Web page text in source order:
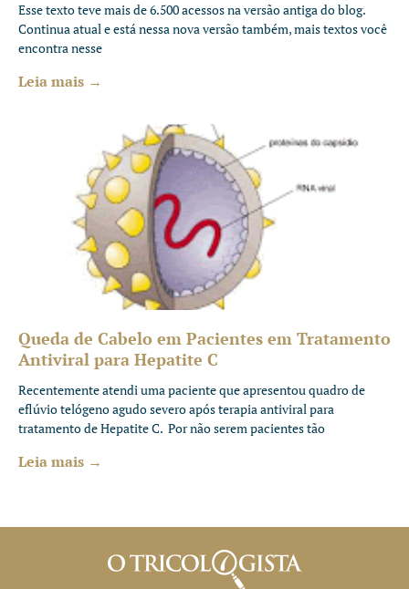
Esse texto teve mais de 6.500 acessos na versão antiga do blog.
Continua atual e está nessa nova versão também, mais textos você
encontra nesse
Leia mais →
Queda de Cabelo em Pacientes em Tratamento
Antiviral para Hepatite C
Recentemente atendi uma paciente que apresentou quadro de
eflúvio telógeno agudo severo após terapia antiviral para
tratamento de Hepatite C. Por não serem pacientes tão
Leia mais →